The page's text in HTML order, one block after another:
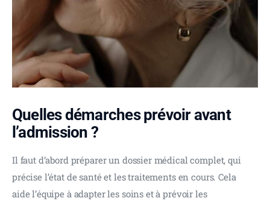
Quelles démarches prévoir avant
l’admission ?
Il faut d’abord préparer un dossier médical complet, qui
précise l’état de santé et les traitements en cours. Cela
aide l’équipe à adapter les soins et à prévoir les